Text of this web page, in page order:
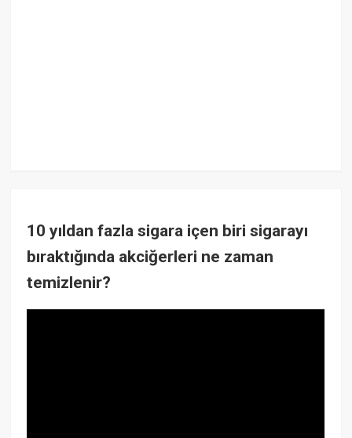
10 yıldan fazla sigara içen biri sigarayı
bıraktığında akciğerleri ne zaman
temizlenir?